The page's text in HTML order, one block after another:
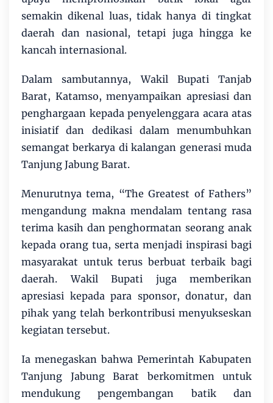
semakin dikenal luas, tidak hanya di tingkat
daerah dan nasional, tetapi juga hingga ke
kancah internasional.
Dalam sambutannya, Wakil Bupati Tanjab
Barat, Katamso, menyampaikan apresiasi dan
penghargaan kepada penyelenggara acara atas
inisiatif dan dedikasi dalam menumbuhkan
semangat berkarya di kalangan generasi muda
Tanjung Jabung Barat.
Menurutnya tema, “The Greatest of Fathers”
mengandung makna mendalam tentang rasa
terima kasih dan penghormatan seorang anak
kepada orang tua, serta menjadi inspirasi bagi
masyarakat untuk terus berbuat terbaik bagi
daerah. Wakil Bupati juga memberikan
apresiasi kepada para sponsor, donatur, dan
pihak yang telah berkontribusi menyukseskan
kegiatan tersebut.
Ia menegaskan bahwa Pemerintah Kabupaten
Tanjung Jabung Barat berkomitmen untuk
mendukung pengembangan batik dan